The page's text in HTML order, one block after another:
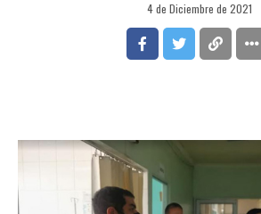
4 de Diciembre de 2021